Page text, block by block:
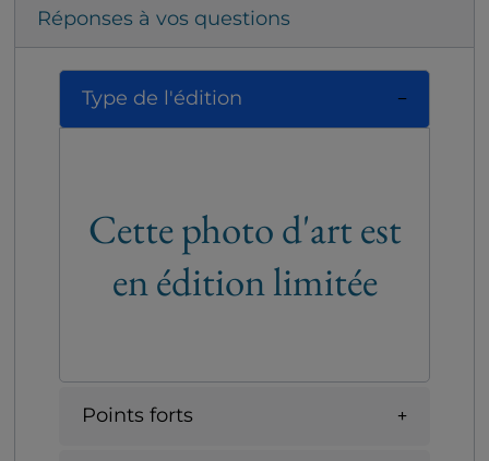
Réponses à vos questions
Type de l'édition
Cette photo d'art est
en édition limitée
Points forts